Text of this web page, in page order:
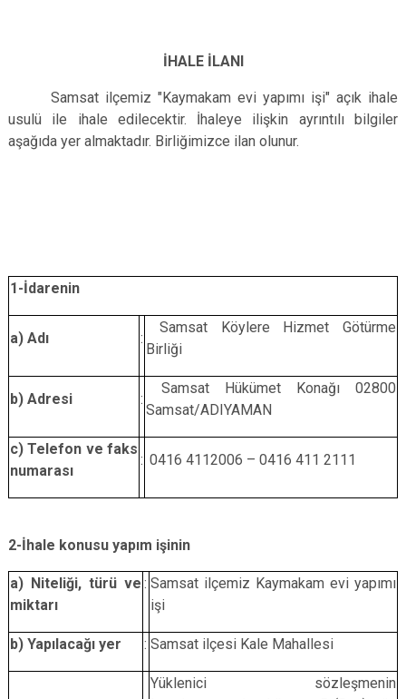
İHALE İLANI
Samsat ilçemiz "Kaymakam evi yapımı işi" açık ihale
usulü ile ihale edilecektir. İhaleye ilişkin ayrıntılı bilgiler
aşağıda yer almaktadır. Birliğimizce ilan olunur.
1-İdarenin
a) Adı :
Samsat Köylere Hizmet Götürme
Birliği
b) Adresi :
Samsat Hükümet Konağı 02800
Samsat/ADIYAMAN
c) Telefon ve faks
numarası
: 0416 4112006 – 0416 411 2111
2-İhale konusu yapım işinin
a) Niteliği, türü ve
miktarı
: Samsat ilçemiz Kaymakam evi yapımı
işi
b) Yapılacağı yer : Samsat ilçesi Kale Mahallesi
Yüklenici sözleşmenin